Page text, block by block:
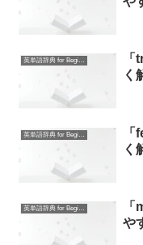
英単語辞典 for Beginners
く
英単語辞典 for Beginners
く
英単語辞典 for Beginners
や